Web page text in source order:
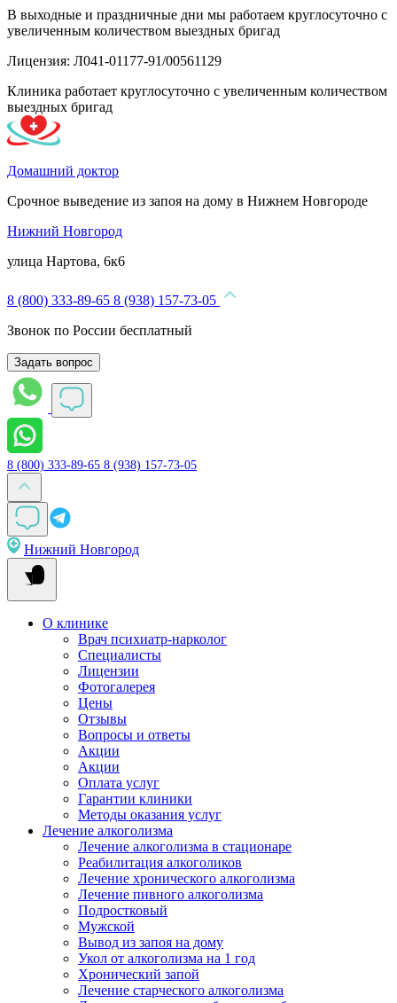
В выходные и праздничные дни мы работаем круглосуточно с
увеличенным количеством выездных бригад
Лицензия: Л041-01177-91/00561129
Клиника работает круглосуточно с увеличенным количеством
выездных бригад
Домашний доктор
Срочное выведение из запоя на дому в Нижнем Новгороде
Нижний Новгород
улица Нартова, 6к6
8 (800) 333-89-65 8 (938) 157-73-05
Звонок по России бесплатный
Задать вопрос
8 (800) 333-89-65 8 (938) 157-73-05
Нижний Новгород
О клинике
Врач психиатр-нарколог
Специалисты
Лицензии
Фотогалерея
Цены
Отзывы
Вопросы и ответы
Акции
Акции
Оплата услуг
Гарантии клиники
Методы оказания услуг
Лечение алкоголизма
Лечение алкоголизма в стационаре
Реабилитация алкоголиков
Лечение хронического алкоголизма
Лечение пивного алкоголизма
Подростковый
Мужской
Вывод из запоя на дому
Укол от алкоголизма на 1 год
Хронический запой
Лечение старческого алкоголизма